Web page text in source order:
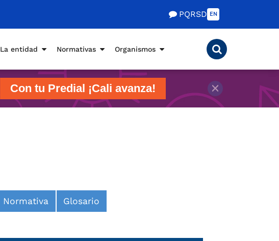
PQRSD EN
La entidad Normativas Organismos
Con tu Predial ¡Cali avanza!
Normativa Glosario